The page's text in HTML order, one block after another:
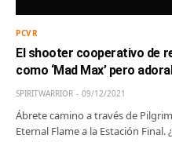
PCVR
El shooter cooperativo de
como ‘Mad Max’ pero
SPIRITWARRIOR 09/12/2021
Ábrete camino a través de
Eternal Flame a la Estación Final.